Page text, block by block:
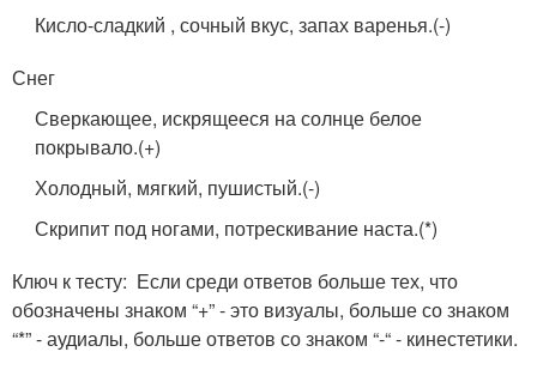
Кисло-сладкий , сочный вкус, запах варенья.(-)
Снег
Сверкающее, искрящееся на солнце белое
покрывало.(+)
Холодный, мягкий, пушистый.(-)
Скрипит под ногами, потрескивание наста.(*)
Ключ к тесту: Если среди ответов больше тех, что
обозначены знаком “+” - это визуалы, больше со знаком
“*” - аудиалы, больше ответов со знаком “-“ - кинестетики.